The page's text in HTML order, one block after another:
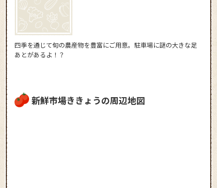
四季を通じて旬の農産物を豊富にご用意。駐車場に謎の大きな足
あとがあるよ！？
新鮮市場ききょうの周辺地図